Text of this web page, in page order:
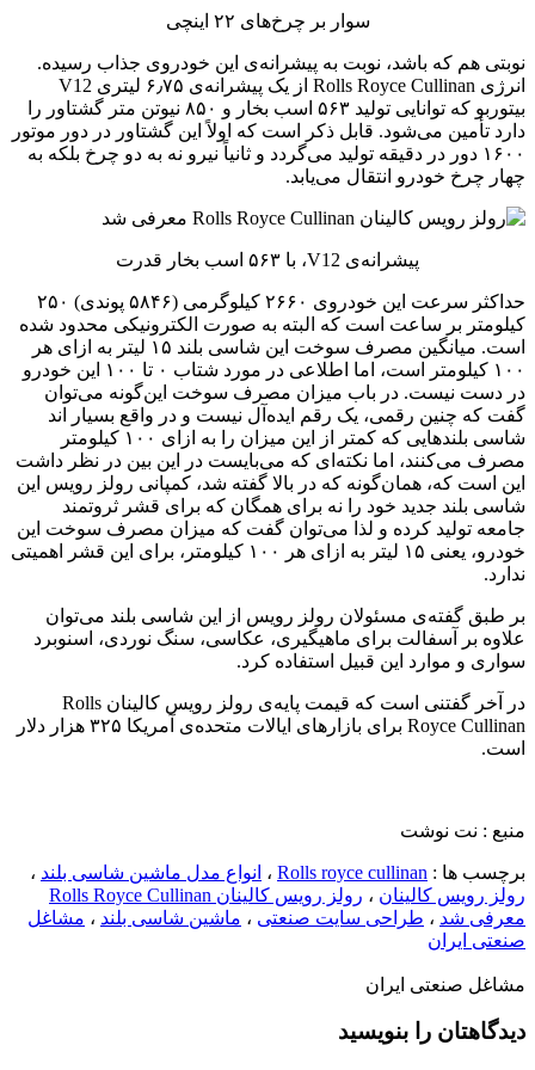
سوار بر چرخ‌های ۲۲ اینچی
نوبتی هم که باشد، نوبت به پیشرانه‌ی این خودروی جذاب رسیده.
انرژی Rolls Royce Cullinan از یک پیشرانه‌ی ۶٫۷۵ لیتری V12
بیتوربو که توانایی تولید ۵۶۳ اسب بخار و ۸۵۰ نیوتن متر گشتاور را
دارد تأمین می‌شود. قابل ذکر است که اولاً این گشتاور در دور موتور
۱۶۰۰ دور در دقیقه تولید می‌گردد و ثانیاً نیرو نه به دو چرخ بلکه به
چهار چرخ خودرو انتقال می‌یابد.
پیشرانه‌ی V12، با ۵۶۳ اسب بخار قدرت
حداکثر سرعت این خودروی ۲۶۶۰ کیلوگرمی (۵۸۴۶ پوندی) ۲۵۰
کیلومتر بر ساعت است که البته به صورت الکترونیکی محدود شده
است. میانگین مصرف سوخت این شاسی بلند ۱۵ لیتر به ازای هر
۱۰۰ کیلومتر است، اما اطلاعی در مورد شتاب ۰ تا ۱۰۰ این خودرو
در دست نیست. در باب میزان مصرف سوخت این‌گونه می‌توان
گفت که چنین رقمی، یک رقم ایده‌آل نیست و در واقع بسیار اند
شاسی بلندهایی که کمتر از این میزان را به ازای ۱۰۰ کیلومتر
مصرف می‌کنند، اما نکته‌ای که می‌بایست در این بین در نظر داشت
این است که، همان‌گونه که در بالا گفته شد، کمپانی رولز رویس این
شاسی بلند جدید خود را نه برای همگان که برای قشر ثروتمند
جامعه تولید کرده و لذا می‌توان گفت که میزان مصرف سوخت این
خودرو، یعنی ۱۵ لیتر به ازای هر ۱۰۰ کیلومتر، برای این قشر اهمیتی
ندارد.
بر طبق گفته‌ی مسئولان رولز رویس از این شاسی بلند می‌توان
علاوه بر آسفالت برای ماهیگیری، عکاسی، سنگ نوردی، اسنوبرد
سواری و موارد این قبیل استفاده کرد.
در آخر گفتنی است که قیمت پایه‌ی رولز رویس کالینان Rolls
Royce Cullinan برای بازارهای ایالات متحده‌ی آمریکا ۳۲۵ هزار دلار
است.
منبع : نت نوشت
برچسب ها : Rolls royce cullinan ، انواع مدل ماشین شاسی بلند ،
رولز رویس کالینان ،
رولز رویس کالینان Rolls Royce Cullinan
معرفی شد ، طراحی سایت صنعتی ، ماشین شاسی بلند ، مشاغل
صنعتی ایران
مشاغل صنعتی ایران
دیدگاهتان را بنویسید